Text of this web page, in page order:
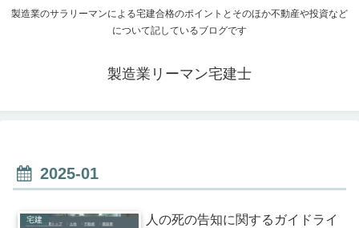
製造業のサラリーマンによる宅建合格のポイントとそのほか不動産や投資など
について記しているブログです
製造業リーマン宅建士
2025-01
宅建
人の死の告知に関するガイドライ